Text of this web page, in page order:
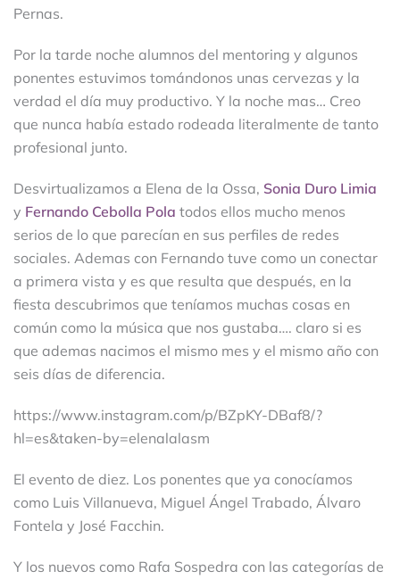
Pernas.
Por la tarde noche alumnos del mentoring y algunos
ponentes estuvimos tomándonos unas cervezas y la
verdad el día muy productivo. Y la noche mas… Creo
que nunca había estado rodeada literalmente de tanto
profesional junto.
Desvirtualizamos a Elena de la Ossa, Sonia Duro Limia
y Fernando Cebolla Pola todos ellos mucho menos
serios de lo que parecían en sus perfiles de redes
sociales. Ademas con Fernando tuve como un conectar
a primera vista y es que resulta que después, en la
fiesta descubrimos que teníamos muchas cosas en
común como la música que nos gustaba…. claro si es
que ademas nacimos el mismo mes y el mismo año con
seis días de diferencia.
https://www.instagram.com/p/BZpKY-DBaf8/?
hl=es&taken-by=elenalalasm
El evento de diez. Los ponentes que ya conocíamos
como Luis Villanueva, Miguel Ángel Trabado, Álvaro
Fontela y José Facchin.
Y los nuevos como Rafa Sospedra con las categorías de